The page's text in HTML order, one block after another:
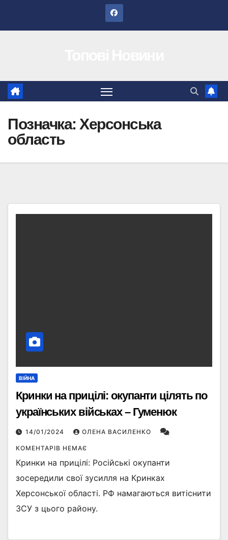
Позначка: Херсонська
область
ВІЙНА
Кринки на прицілі: окупанти цілять по
українських військах – Гуменюк
14/01/2024 ОЛЕНА ВАСИЛЕНКО
КОМЕНТАРІВ НЕМАЄ
Кринки на прицілі: Російські окупанти
зосередили свої зусилля на Кринках
Херсонської області. РФ намагаються витіснити
ЗСУ з цього району.